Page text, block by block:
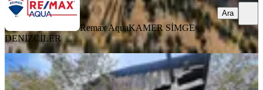
Remax AquaKAMER SİMGE
DENİZCİLER
Ara
Kaş Beldibi Mahallesinde Ev Ve
Tarlası Niteliğinde Parsel